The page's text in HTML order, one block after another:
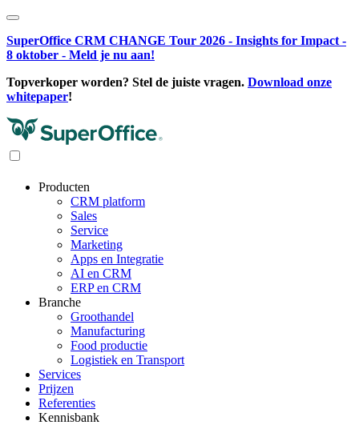
SuperOffice CRM CHANGE Tour 2026 - Insights for Impact -
8 oktober - Meld je nu aan!
Topverkoper worden? Stel de juiste vragen. Download onze
whitepaper!
Producten
CRM platform
Sales
Service
Marketing
Apps en Integratie
AI en CRM
ERP en CRM
Branche
Groothandel
Manufacturing
Food productie
Logistiek en Transport
Services
Prijzen
Referenties
Kennisbank